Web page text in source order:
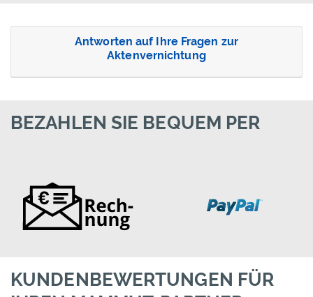
Antworten auf Ihre Fragen zur
Aktenvernichtung
BEZAHLEN SIE BEQUEM PER
KUNDENBEWERTUNGEN FÜR